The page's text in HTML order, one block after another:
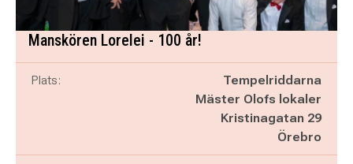
Manskören Lorelei - 100 år!
Plats:
Tempelriddarna
Mäster Olofs lokaler
Kristinagatan 29
Örebro